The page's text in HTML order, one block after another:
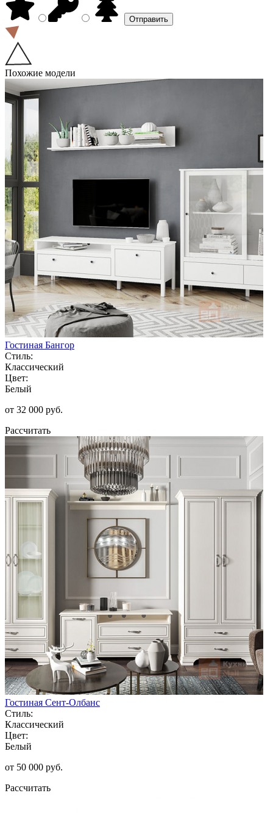
Похожие модели
Гостиная Бангор
Стиль:
Классический
Цвет:
Белый
от 32 000 руб.
Рассчитать
Гостиная Сент-Олбанс
Стиль:
Классический
Цвет:
Белый
от 50 000 руб.
Рассчитать